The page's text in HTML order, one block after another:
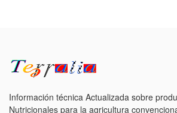
Información técnica Actualizada sobre
Nutricionales para la agricultura